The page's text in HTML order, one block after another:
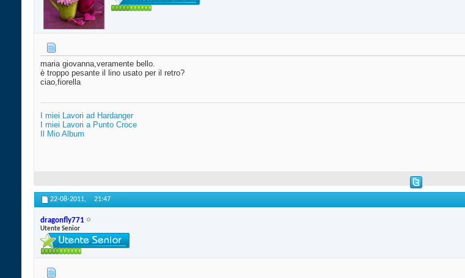
maria giovanna,veramente bello.
è troppo pesante il lino usato per il retro?
ciao,fiorella
I miei Lavori ad Hardanger
I miei Lavori a Punto Croce
Il Mio Album
22-08-2011, 21:47
dragonfly771
Utente Senior